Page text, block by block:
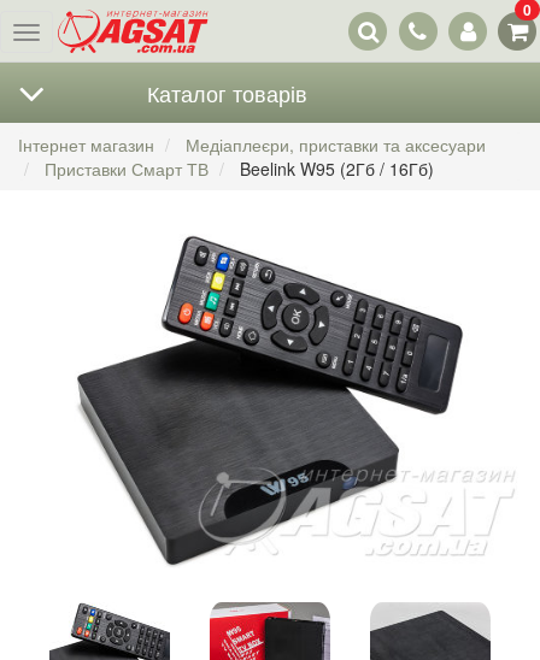
Меню
Наші
контакти
0
Каталог товарів
Інтернет магазин
Медіаплеєри, приставки та аксесуари
Приставки Смарт ТВ
Beelink W95 (2Гб / 16Гб)